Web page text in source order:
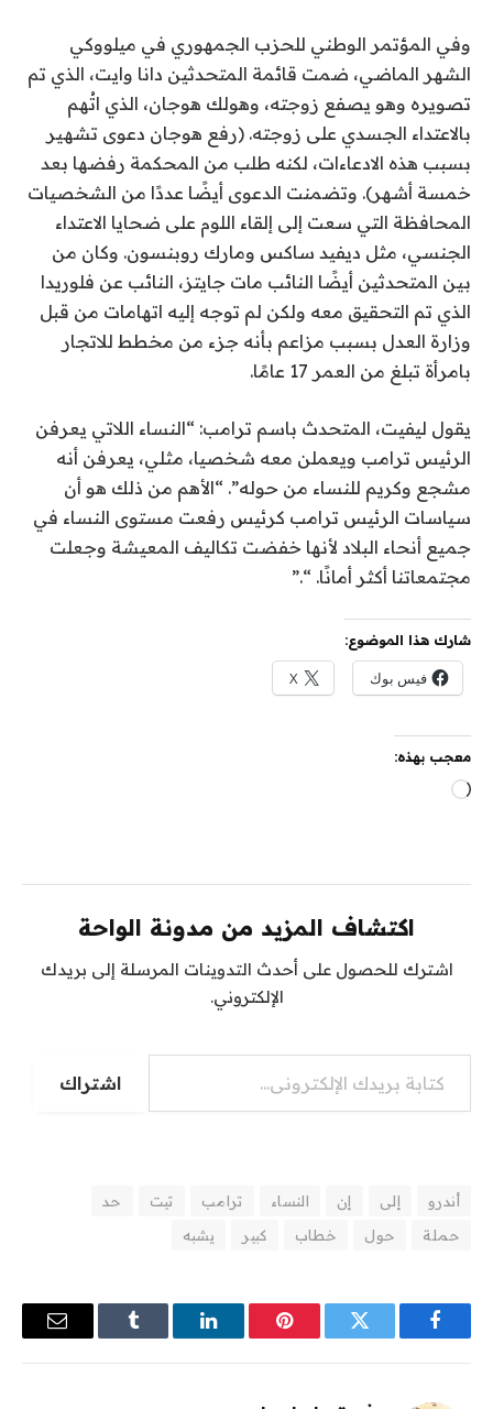
وفي المؤتمر الوطني للحزب الجمهوري في ميلووكي
الشهر الماضي، ضمت قائمة المتحدثين دانا وايت، الذي تم
تصويره وهو يصفع زوجته، وهولك هوجان، الذي اتُهم
بالاعتداء الجسدي على زوجته. (رفع هوجان دعوى تشهير
بسبب هذه الادعاءات، لكنه طلب من المحكمة رفضها بعد
خمسة أشهر). وتضمنت الدعوى أيضًا عددًا من الشخصيات
المحافظة التي سعت إلى إلقاء اللوم على ضحايا الاعتداء
الجنسي، مثل ديفيد ساكس ومارك روبنسون. وكان من
بين المتحدثين أيضًا النائب مات جايتز، النائب عن فلوريدا
الذي تم التحقيق معه ولكن لم توجه إليه اتهامات من قبل
وزارة العدل بسبب مزاعم بأنه جزء من مخطط للاتجار
بامرأة تبلغ من العمر 17 عامًا.
يقول ليفيت، المتحدث باسم ترامب: “النساء اللاتي يعرفن
الرئيس ترامب ويعملن معه شخصيا، مثلي، يعرفن أنه
مشجع وكريم للنساء من حوله”. “الأهم من ذلك هو أن
سياسات الرئيس ترامب كرئيس رفعت مستوى النساء في
جميع أنحاء البلاد لأنها خفضت تكاليف المعيشة وجعلت
مجتمعاتنا أكثر أمانًا. “.”
شارك هذا الموضوع:
فيس بوك X
معجب بهذه:
جاري
اكتشاف المزيد من مدونة الواحة
اشترك للحصول على أحدث التدوينات المرسلة إلى بريدك
الإلكتروني.
كتابة بريدك الإلكتروني...
اشتراك
أندرو إلى إن النساء ترامب تيت
حد
حملة
حول خطاب كبير يشبه
فيسبوك تويتر بينتيريستلينكدإن Tumblr
البريد